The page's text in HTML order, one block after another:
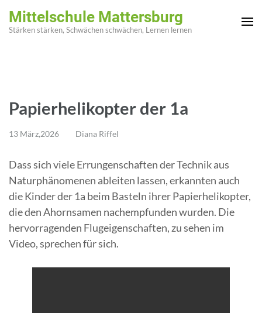
Inhalt
Mittelschule Mattersburg
Stärken stärken, Schwächen schwächen, Lernen lernen
Papierhelikopter der 1a
13 März,2026 Diana Riffel
Dass sich viele Errungenschaften der Technik aus
Naturphänomenen ableiten lassen, erkannten auch
die Kinder der 1a beim Basteln ihrer Papierhelikopter,
die den Ahornsamen nachempfunden wurden. Die
hervorragenden Flugeigenschaften, zu sehen im
Video, sprechen für sich.